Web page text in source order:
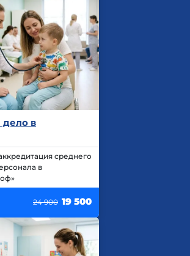
дело в
среднего
в
24 900 19 500